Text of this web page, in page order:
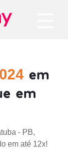
em
em
- PB,
em até 12x!